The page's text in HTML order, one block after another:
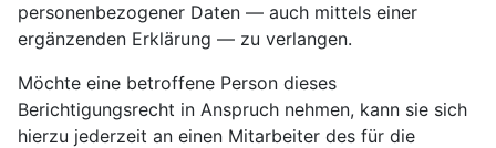
personenbezogener Daten — auch mittels einer
ergänzenden Erklärung — zu verlangen.
Möchte eine betroffene Person dieses
Berichtigungsrecht in Anspruch nehmen, kann sie sich
hierzu jederzeit an einen Mitarbeiter des für die